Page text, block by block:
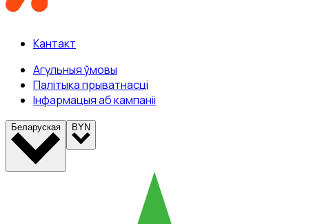
Кантакт
Агульныя ўмовы
Палітыка прыватнасці
Інфармацыя аб кампаніі
Беларуская BYN